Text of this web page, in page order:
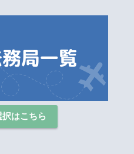
はこちら